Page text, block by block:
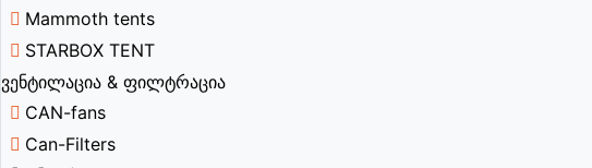
Mammoth tents
STARBOX TENT
ვენტილაცია & ფილტრაცია
CAN-fans
Can-Filters